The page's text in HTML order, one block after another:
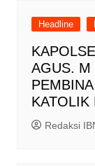
Headline
AGUS. M
KATOLIK
Redaksi